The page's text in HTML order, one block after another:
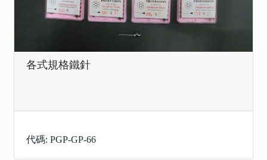
各式規格鐵針
代碼: PGP-GP-66